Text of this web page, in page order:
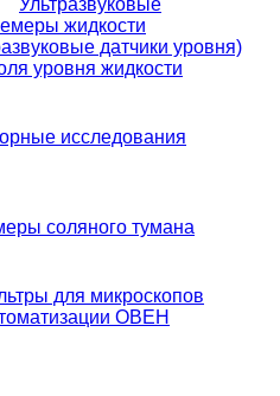
Ультразвуковые
жидкости
датчики уровня)
уровня жидкости
исследования
соляного тумана
для микроскопов
ОВЕН